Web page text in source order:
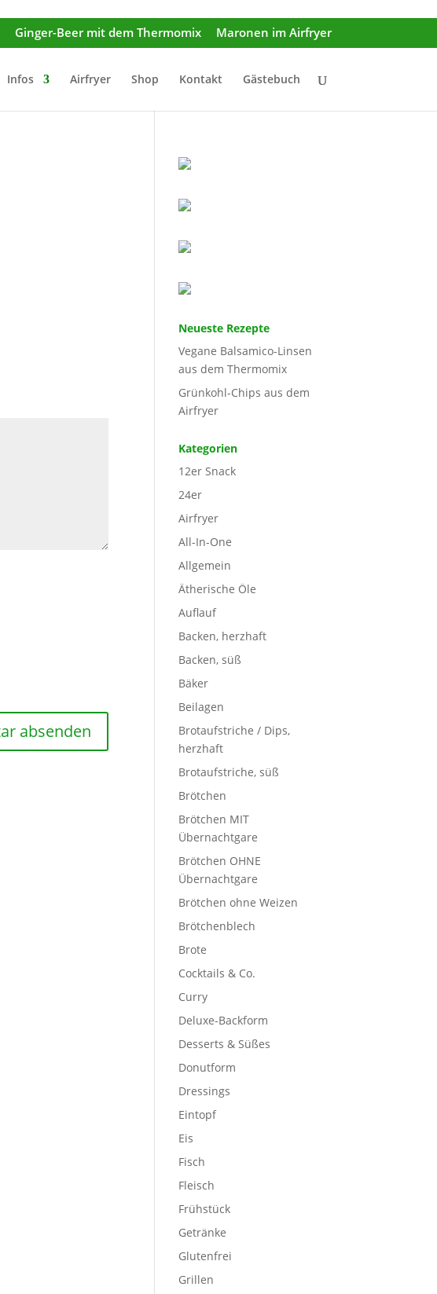
Ginger-Beer mit dem Thermomix Maronen im Airfryer
Infos Airfryer Shop Kontakt Gästebuch
Neueste Rezepte
Vegane Balsamico-Linsen
aus dem Thermomix
Grünkohl-Chips aus dem
Airfryer
Kategorien
12er Snack
24er
Airfryer
All-In-One
Allgemein
Ätherische Öle
Auflauf
Backen, herzhaft
Backen, süß
Bäker
Beilagen
Brotaufstriche / Dips,
herzhaft
Brotaufstriche, süß
Brötchen
Brötchen MIT
Übernachtgare
Brötchen OHNE
Übernachtgare
Brötchen ohne Weizen
Brötchenblech
Brote
Cocktails & Co.
Curry
Deluxe-Backform
Desserts & Süßes
Donutform
Dressings
Eintopf
Eis
Fisch
Fleisch
Frühstück
Getränke
Glutenfrei
Grillen